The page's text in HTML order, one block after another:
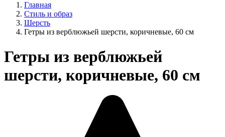
Главная
Стиль и образ
Шерсть
Гетры из верблюжьей шерсти, коричневые, 60 см
Гетры из верблюжьей
шерсти, коричневые, 60 см